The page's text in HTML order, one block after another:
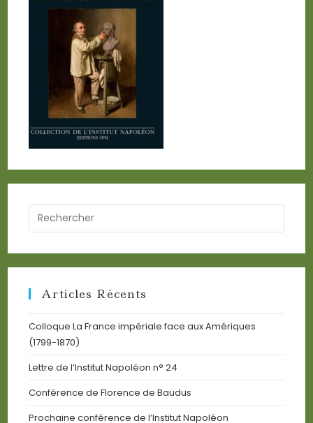
Search
for:
Articles Récents
Colloque La France impériale face aux Amériques
(1799-1870)
Lettre de l’Institut Napoléon n° 24
Conférence de Florence de Baudus
Prochaine conférence de l’Institut Napoléon